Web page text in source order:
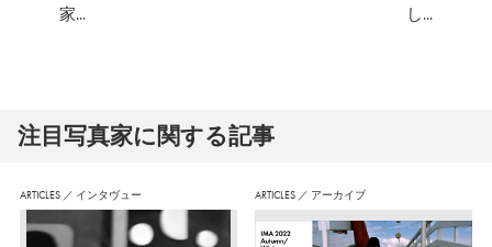
家...
し...
注⽬写真家に関する記事
ARTICLES ／ インタヴュー ARTICLES ／ アーカイブ